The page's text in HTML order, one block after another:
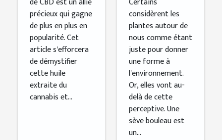
précieux qui gagne
de plus en plus en
popularité. Cet
article s'efforcera
de démystifier
cette huile
extraite du
cannabis et...
considèrent les
plantes autour de
nous comme étant
juste pour donner
une forme à
l'environnement.
Or, elles vont au-
delà de cette
perceptive. Une
sève bouleau est
un...